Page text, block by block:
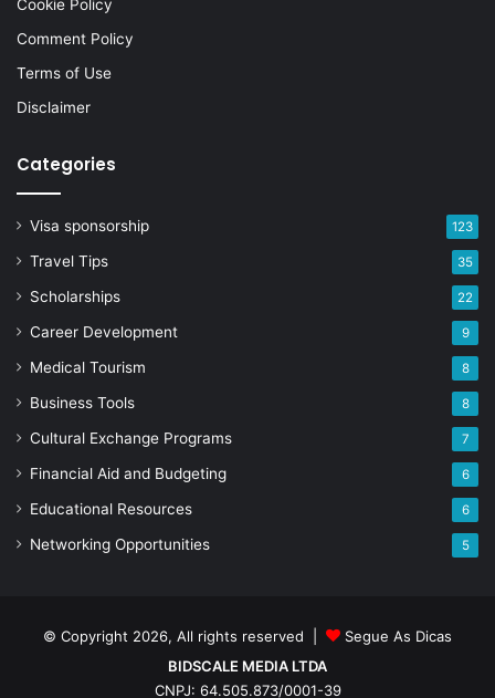
Cookie Policy
Comment Policy
Terms of Use
Disclaimer
Categories
Visa sponsorship 123
Travel Tips 35
Scholarships 22
Career Development 9
Medical Tourism 8
Business Tools 8
Cultural Exchange Programs 7
Financial Aid and Budgeting 6
Educational Resources 6
Networking Opportunities 5
© Copyright 2026, All rights reserved |
Segue As Dicas
BIDSCALE MEDIA LTDA
CNPJ: 64.505.873/0001-39